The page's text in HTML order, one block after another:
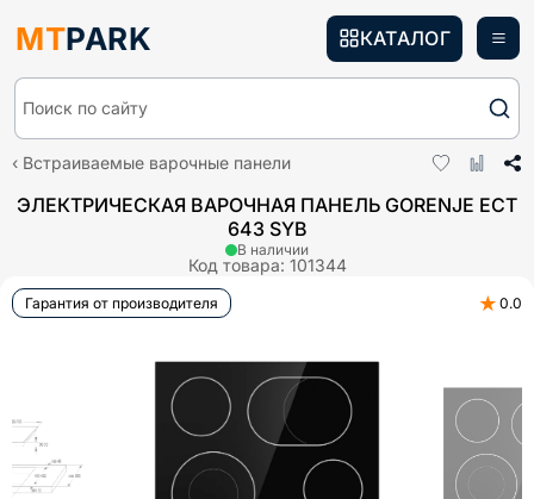
MTPARK
Поиск по сайту
КАТАЛОГ
Встраиваемые варочные панели
ЭЛЕКТРИЧЕСКАЯ ВАРОЧНАЯ ПАНЕЛЬ GORENJE ECT
643 SYB
Код товара: 101344
В наличии
Гарантия от производителя ★ 0.0